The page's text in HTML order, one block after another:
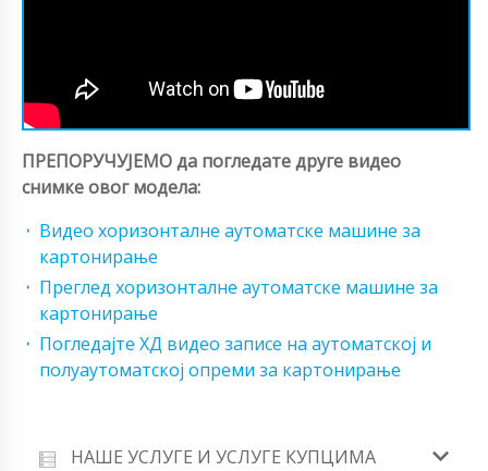
ПРЕПОРУЧУЈЕМО да погледате друге видео
снимке овог модела:
Видео хоризонталне аутоматске машине за
картонирање
Преглед хоризонталне аутоматске машине за
картонирање
Погледајте ХД видео записе на аутоматској и
полуаутоматској опреми за картонирање
НАШЕ УСЛУГЕ И УСЛУГЕ КУПЦИМА